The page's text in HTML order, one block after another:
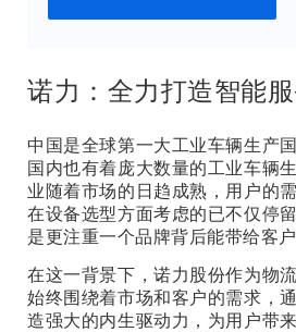
诺力：全力打造智能
中国是全球第一大工业车辆生产
国内也有着庞大数量的工业车辆
业随着市场的日趋成熟，用户的
在设备选型方面考虑的已不仅停
是更注重一个品牌背后能带给客
在这一背景下，诺力股份作为物
始终围绕着市场和客户的需求，
造强大的内生驱动力，为用户带